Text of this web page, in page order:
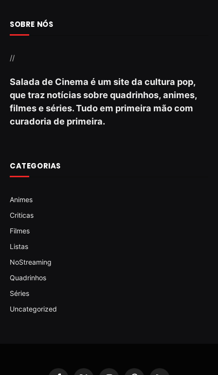
SOBRE NÓS
//
Salada de Cinema é um site da cultura pop,
que traz notícias sobre quadrinhos, animes,
filmes e séries. Tudo em primeira mão com
curadoria de primeira.
CATEGORIAS
Animes
Criticas
Filmes
Listas
NoStreaming
Quadrinhos
Séries
Uncategorized